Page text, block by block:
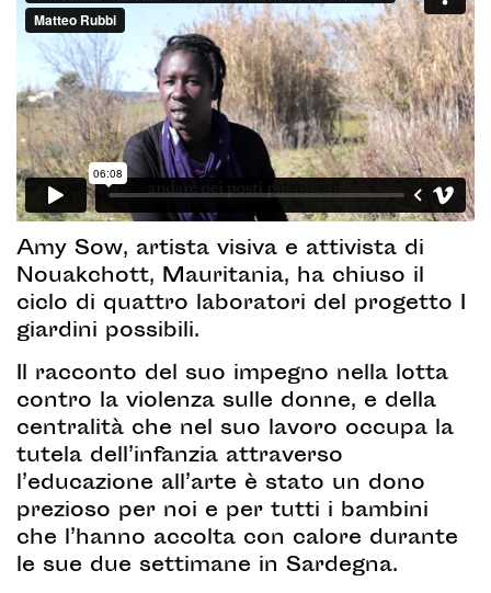
Amy Sow, artista visiva e attivista di
Nouakchott, Mauritania, ha chiuso il
ciclo di quattro laboratori del progetto I
giardini possibili.
Il racconto del suo impegno nella lotta
contro la violenza sulle donne, e della
centralità che nel suo lavoro occupa la
tutela dell’infanzia attraverso
l’educazione all’arte è stato un dono
prezioso per noi e per tutti i bambini
che l’hanno accolta con calore durante
le sue due settimane in Sardegna.